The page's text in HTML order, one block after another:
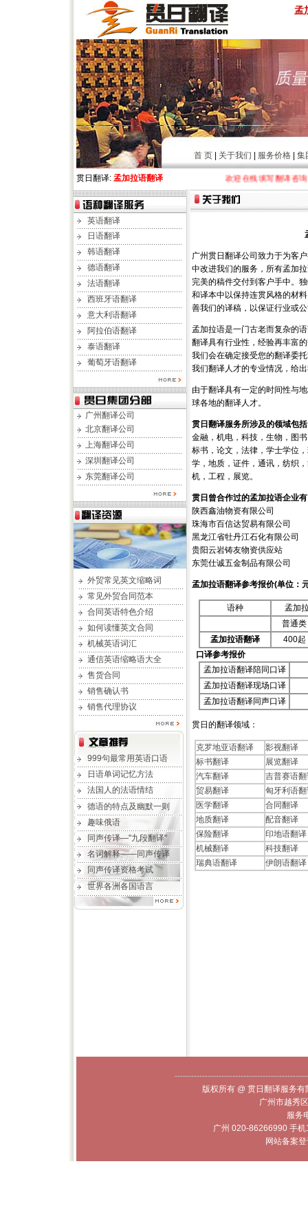
孟
首 页| 关于我们 服务价格| 集
贯日翻译: 孟加拉语翻译 欢迎在线填写翻译咨询表
英语翻译
日语翻译
韩语翻译
德语翻译
法语翻译
西班牙语翻译
意大利语翻译
阿拉伯语翻译
泰语翻译
葡萄牙语翻译
广州翻译公司
北京翻译公司
上海翻译公司
深圳翻译公司
东莞翻译公司
外贸常见英文缩略词
常见外贸合同范本
合同英语特色介绍
如何读懂英文合同
机械英语词汇
通信英语缩略语大全
售货合同
销售确认书
销售代理协议
999句最常用英语口语
日语单词记忆方法
法国人的法语情结
德语的特点及幽默一则
趣味俄语
同声传译—"九段翻译"
名词解释——同声传译
同声传译资格考试
世界各洲各国语言
广州贯日翻译公司致力于为客
中改进我们的服务，所有孟加
完美的稿件交付到客户手中。
和译本中以保持连贯风格的材
善我们的译稿，以保证行业或
孟加拉语是一门古老而复杂的
翻译具有行业性，经验再丰富
我们会在确定接受您的翻译委
我们翻译人才的专业情况，给
由于翻译具有一定的时间性与
球各地的翻译人才。
贯日翻译服务所涉及的领域包
金融，机电，科技，生物，图
标书，论文，法律，学士学位
学，地质，证件，通讯，纺织
机，工程，展览。
贯日曾合作过的孟加拉语企业
陕西鑫油物资有限公司
珠海市百信达贸易有限公司
黑龙江省牡丹江石化有限公司
贵阳云岩铸友物资供应站
东莞仕诚五金制品有限公司
孟加拉语翻译参考报价(单位：
语种
孟加
普通类
孟加拉语翻译
400起
口译参考报价
孟加拉语翻译陪同口译
孟加拉语翻译现场口译
孟加拉语翻译同声口译
贯日的翻译领域：
克罗地亚语翻译
影视翻译
标书翻译
展览翻译
汽车翻译
吉普赛语
贸易翻译
匈牙利语
医学翻译
合同翻译
地质翻译
配音翻译
保险翻译
印地语翻译
机械翻译
科技翻译
瑞典语翻译
伊朗语翻译
版权所有 @ 贯日翻译服务
广州市越秀
服务
广州 020-86266990 手
网站备案